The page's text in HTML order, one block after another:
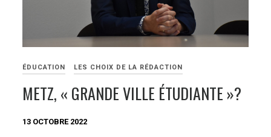
ÉDUCATION LES CHOIX DE LA RÉDACTION
METZ, « GRANDE VILLE ÉTUDIANTE »?
13 OCTOBRE 2022